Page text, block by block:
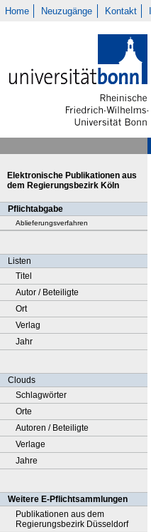
Home Neuzugänge Kontakt
Elektronische Publikationen aus
dem Regierungsbezirk Köln
Pflichtabgabe
Ablieferungsverfahren
Listen
Titel
Autor / Beteiligte
Ort
Verlag
Jahr
Clouds
Schlagwörter
Orte
Autoren / Beteiligte
Verlage
Jahre
Weitere E-Pflichtsammlungen
Publikationen aus dem
Regierungsbezirk Düsseldorf